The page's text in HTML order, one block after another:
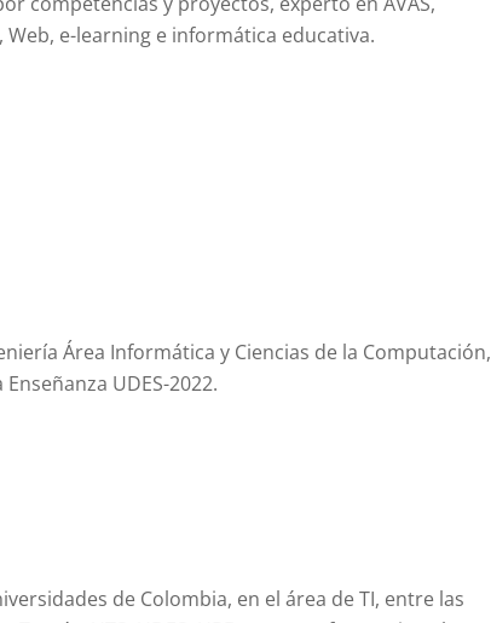
e-learning e informática educativa.
Área Informática y Ciencias de la Computación,
UDES-2022.
de Colombia, en el área de TI, entre las